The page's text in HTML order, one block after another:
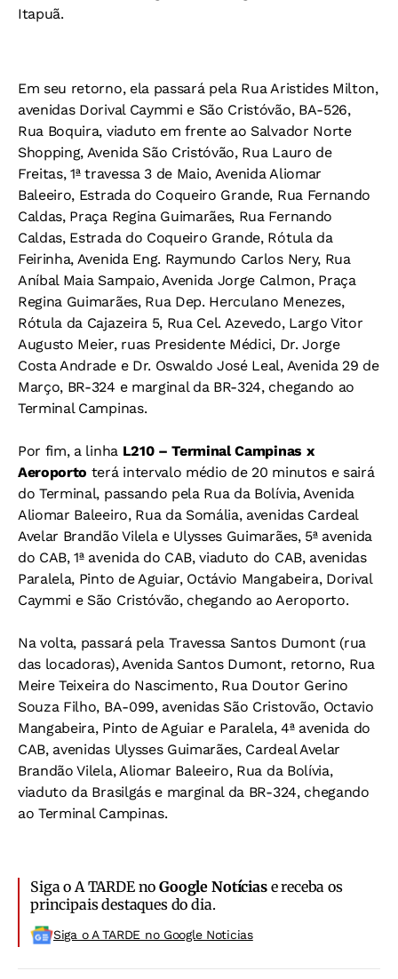
Itapuã.
Em seu retorno, ela passará pela Rua Aristides Milton,
avenidas Dorival Caymmi e São Cristóvão, BA-526,
Rua Boquira, viaduto em frente ao Salvador Norte
Shopping, Avenida São Cristóvão, Rua Lauro de
Freitas, 1ª travessa 3 de Maio, Avenida Aliomar
Baleeiro, Estrada do Coqueiro Grande, Rua Fernando
Caldas, Praça Regina Guimarães, Rua Fernando
Caldas, Estrada do Coqueiro Grande, Rótula da
Feirinha, Avenida Eng. Raymundo Carlos Nery, Rua
Aníbal Maia Sampaio, Avenida Jorge Calmon, Praça
Regina Guimarães, Rua Dep. Herculano Menezes,
Rótula da Cajazeira 5, Rua Cel. Azevedo, Largo Vitor
Augusto Meier, ruas Presidente Médici, Dr. Jorge
Costa Andrade e Dr. Oswaldo José Leal, Avenida 29 de
Março, BR-324 e marginal da BR-324, chegando ao
Terminal Campinas.
Por fim, a linhaL210 – Terminal Campinas x
Aeroporto terá intervalo médio de 20 minutos e sairá
do Terminal, passando pela Rua da Bolívia, Avenida
Aliomar Baleeiro, Rua da Somália, avenidas Cardeal
Avelar Brandão Vilela e Ulysses Guimarães, 5ª avenida
do CAB, 1ª avenida do CAB, viaduto do CAB, avenidas
Paralela, Pinto de Aguiar, Octávio Mangabeira, Dorival
Caymmi e São Cristóvão, chegando ao Aeroporto.
Na volta, passará pela Travessa Santos Dumont (rua
das locadoras), Avenida Santos Dumont, retorno, Rua
Meire Teixeira do Nascimento, Rua Doutor Gerino
Souza Filho, BA-099, avenidas São Cristovão, Octavio
Mangabeira, Pinto de Aguiar e Paralela, 4ª avenida do
CAB, avenidas Ulysses Guimarães, Cardeal Avelar
Brandão Vilela, Aliomar Baleeiro, Rua da Bolívia,
viaduto da Brasilgás e marginal da BR-324, chegando
ao Terminal Campinas.
Siga o A TARDE noGoogle Notíciase receba os
principais destaques do dia.
Siga o A TARDE no Google Noticias